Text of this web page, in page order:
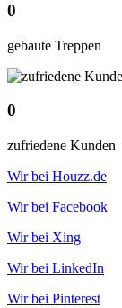
0
gebaute Treppen
0
zufriedene Kunden
Wir bei Houzz.de
Wir bei Facebook
Wir bei Xing
Wir bei LinkedIn
Wir bei Pinterest